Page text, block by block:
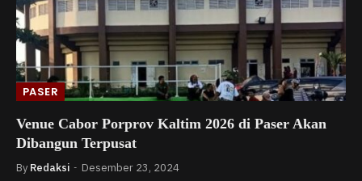
PASER
Venue Cabor Porprov Kaltim 2026 di Paser Akan
Dibangun Terpusat
By Redaksi Desember 23, 2024